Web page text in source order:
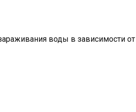
воды в зависимости